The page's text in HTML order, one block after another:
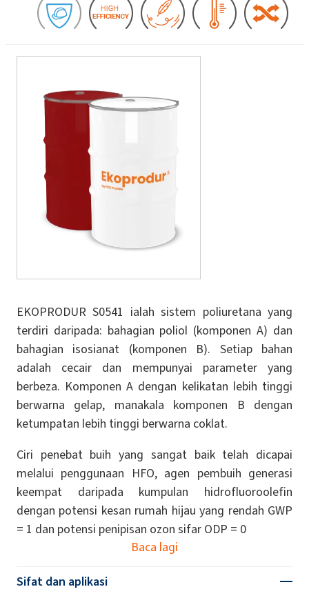
EKOPRODUR S0541 ialah sistem poliuretana yang
terdiri daripada: bahagian poliol (komponen A) dan
bahagian isosianat (komponen B). Setiap bahan
adalah cecair dan mempunyai parameter yang
berbeza. Komponen A dengan kelikatan lebih tinggi
berwarna gelap, manakala komponen B dengan
ketumpatan lebih tinggi berwarna coklat.
Ciri penebat buih yang sangat baik telah dicapai
melalui penggunaan HFO, agen pembuih generasi
keempat daripada kumpulan hidrofluoroolefin
dengan potensi kesan rumah hijau yang rendah GWP
= 1 dan potensi penipisan ozon sifar ODP = 0
Baca lagi
Sifat dan aplikasi